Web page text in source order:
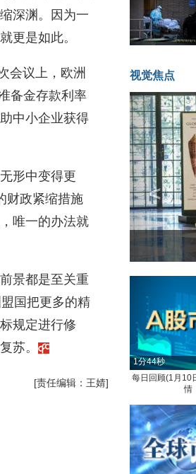
深渊。因为一
更是如此。
会议上，欧洲
备金存款利率
中小企业获得
形中变得更
财政紧缩措施
唯一的办法就
景都是至关重
国把更多的精
规定进行修
苏。
[责任编辑：王婧]
视觉焦点
<
1分44秒
每日回顾(1月10
情